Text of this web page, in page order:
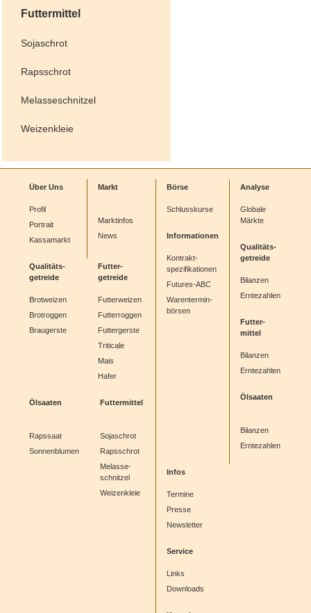
Futtermittel
Sojaschrot
Rapsschrot
Melasseschnitzel
Weizenkleie
Über Uns
Profil
Portrait
Kassamarkt
Markt
Marktinfos
News
Qualitäts-
getreide
Brotweizen
Brotroggen
Braugerste
Futter-
getreide
Futterweizen
Futterroggen
Futtergerste
Triticale
Mais
Hafer
Ölsaaten
Rapssaat
Sonnenblumen
Futtermittel
Sojaschrot
Rapsschrot
Melasse-
schnitzel
Weizenkleie
Börse
Schlusskurse
Informationen
Kontrakt-
spezifikationen
Futures-ABC
Warentermin-
börsen
Analyse
Globale
Märkte
Qualitäts-
getreide
Bilanzen
Erntezahlen
Futter-
mittel
Bilanzen
Erntezahlen
Ölsaaten
Bilanzen
Erntezahlen
Infos
Termine
Presse
Newsletter
Service
Links
Downloads